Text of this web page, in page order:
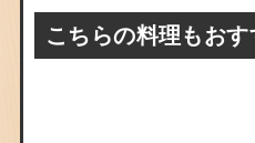
こちらの料理もお